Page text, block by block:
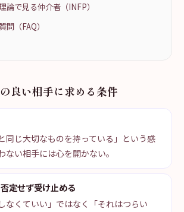
論で見る仲介者（INFP）
問（FAQ）
良い相手に求める条件
同じ大切なものを持っている」という感
ない相手には心を開かない。
定せず受け止める
なくていい」ではなく「それはつらい